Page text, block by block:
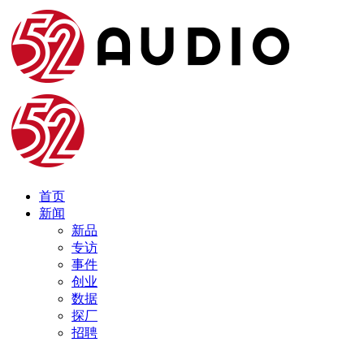
首页
新闻
新品
专访
事件
创业
数据
探厂
招聘